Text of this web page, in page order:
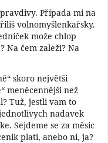
Připada mi na
volnomyšlenkařsky.
može chlop
Na čem zaleži? Na
skoro největši
meněcennějši než
Tuž, jestli vam to
nadavek
Sejdeme se za měsic
plati, anebo ni, ja?